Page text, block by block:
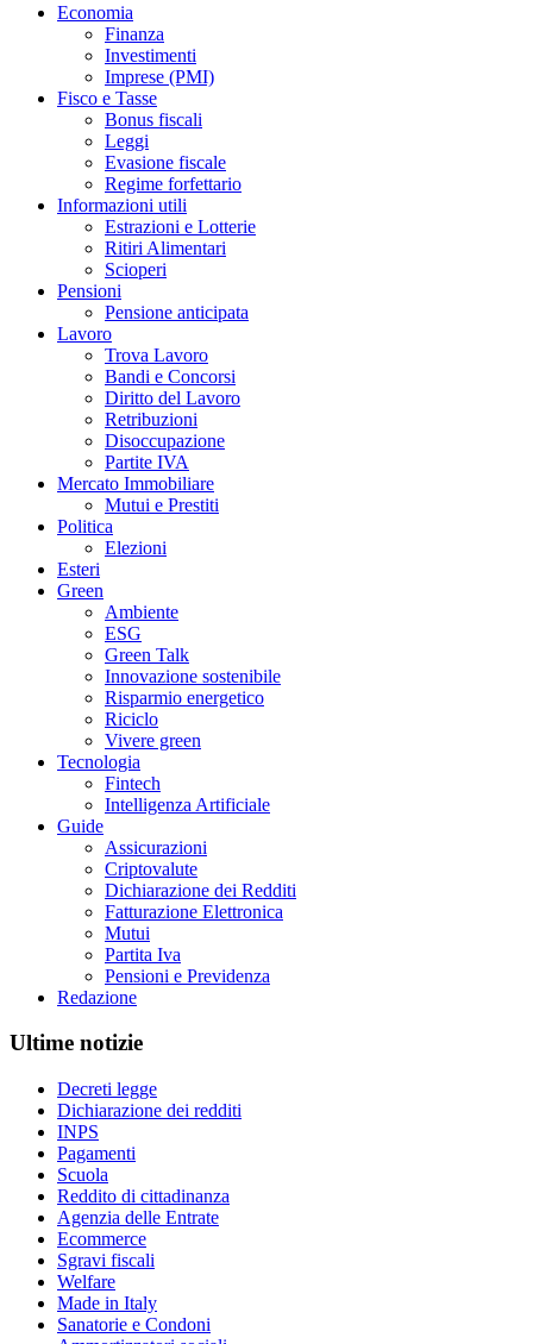
Economia
Finanza
Investimenti
Imprese (PMI)
Fisco e Tasse
Bonus fiscali
Leggi
Evasione fiscale
Regime forfettario
Informazioni utili
Estrazioni e Lotterie
Ritiri Alimentari
Scioperi
Pensioni
Pensione anticipata
Lavoro
Trova Lavoro
Bandi e Concorsi
Diritto del Lavoro
Retribuzioni
Disoccupazione
Partite IVA
Mercato Immobiliare
Mutui e Prestiti
Politica
Elezioni
Esteri
Green
Ambiente
ESG
Green Talk
Innovazione sostenibile
Risparmio energetico
Riciclo
Vivere green
Tecnologia
Fintech
Intelligenza Artificiale
Guide
Assicurazioni
Criptovalute
Dichiarazione dei Redditi
Fatturazione Elettronica
Mutui
Partita Iva
Pensioni e Previdenza
Redazione
Ultime notizie
Decreti legge
Dichiarazione dei redditi
INPS
Pagamenti
Scuola
Reddito di cittadinanza
Agenzia delle Entrate
Ecommerce
Sgravi fiscali
Welfare
Made in Italy
Sanatorie e Condoni